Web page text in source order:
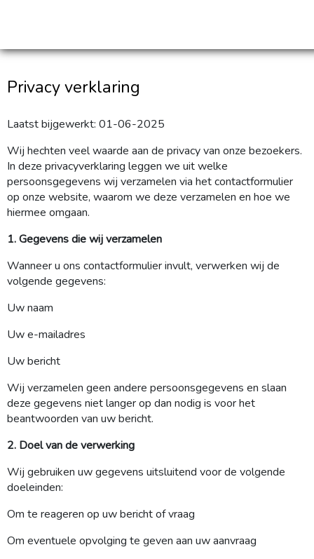
Privacy verklaring
Laatst bijgewerkt: 01-06-2025
Wij hechten veel waarde aan de privacy van onze bezoekers.
In deze privacyverklaring leggen we uit welke
persoonsgegevens wij verzamelen via het contactformulier
op onze website, waarom we deze verzamelen en hoe we
hiermee omgaan.
1. Gegevens die wij verzamelen
Wanneer u ons contactformulier invult, verwerken wij de
volgende gegevens:
Uw naam
Uw e-mailadres
Uw bericht
Wij verzamelen geen andere persoonsgegevens en slaan
deze gegevens niet langer op dan nodig is voor het
beantwoorden van uw bericht.
2. Doel van de verwerking
Wij gebruiken uw gegevens uitsluitend voor de volgende
doeleinden:
Om te reageren op uw bericht of vraag
Om eventuele opvolging te geven aan uw aanvraag